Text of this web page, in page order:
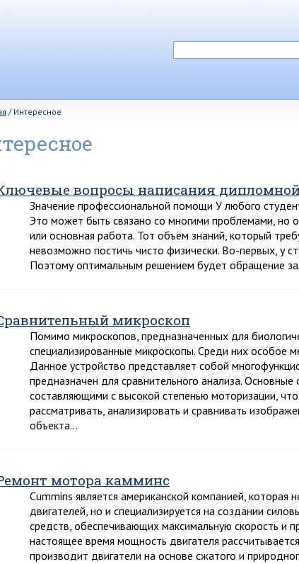
/ Интересное
вопросы написания
Значение профессиональной помощи У любого
Это может быть связано со многими проблемами, но
или основная работа. Тот объём знаний, который
невозможно постичь чисто физически. Во-первых, у
Поэтому оптимальным решением будет обращение
микроскоп
Помимо микроскопов, предназначенных для
специализированные микроскопы. Среди них особое
Данное устройство представляет собой
предназначен для сравнительного анализа.
составляющими с высокой степенью моторизации,
рассматривать, анализировать и сравнивать
объекта…
мотора камминс
Cummins является американской компанией,
двигателей, но и специализируется на создании
средств, обеспечивающих максимальную скорость и
настоящее время мощность двигателя
производит двигатели на основе сжатого и